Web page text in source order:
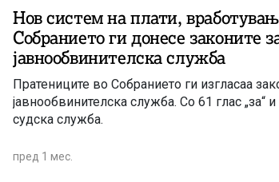
Нов систем на плати,
Собранието ги донесе законите
јавнообвинителска служба
Пратениците во Собранието ги изгласаа
јавнообвинителска служба. Со 61 глас „за“
судска служба.
пред 1 мес.